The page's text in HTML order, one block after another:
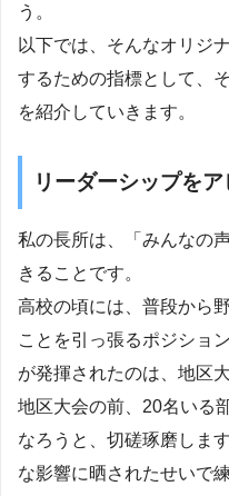
う。
以下では、そんなオリジ
するための指標として、
を紹介していきます。
リーダーシップを
私の長所は、「みんなの
きることです。
高校の頃には、普段から
ことを引っ張るポジショ
が発揮されたのは、地区
地区大会の前、20名いる
なろうと、切磋琢磨しま
な影響に晒されたせいで